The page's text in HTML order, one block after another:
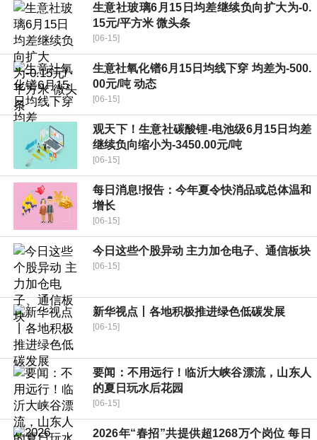
生意社玻璃6月15日均差继续负向扩大为-0.
15元/平方米 微头条
[06-15]
生意社氧化镨6月15日均线下穿 均差为-500.
00元/吨 动态
[06-15]
观天下！生意社碳酸锂-电池级6月15日均差
继续负向缩小为-3450.00元/吨
[06-15]
每日消息!报告：今年夏令快消品或总体温和
增长
[06-15]
今日这些个股异动 主力加仓电子、通信板块
[06-15]
新华视点丨各地积极推进绿色低碳发展
[06-15]
要闻：不用远行！临沂大峡谷漂流，山东人
的夏日玩水后花园
[06-15]
2026年“春招”共提供超1268万个岗位 每日